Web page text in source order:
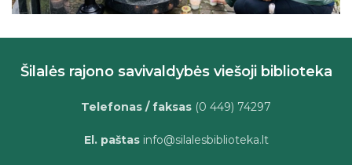
Šilalės rajono savivaldybės viešoji biblioteka
Telefonas / faksas (0 449) 74297
El. paštasinfo@silalesbiblioteka.lt